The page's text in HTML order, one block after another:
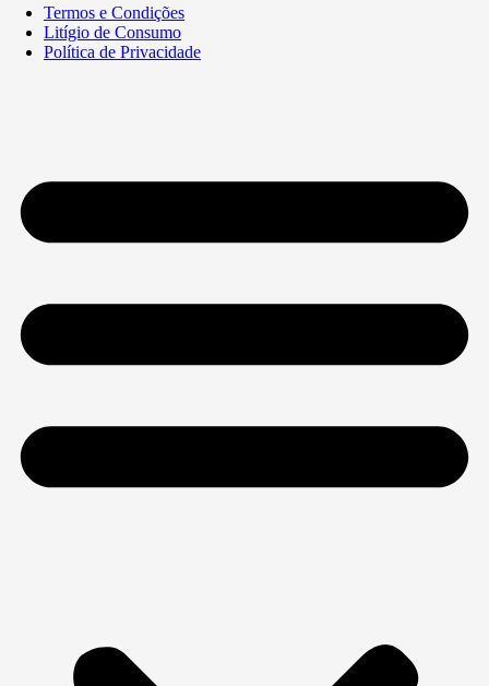
Termos e Condições
Litígio de Consumo
Política de Privacidade